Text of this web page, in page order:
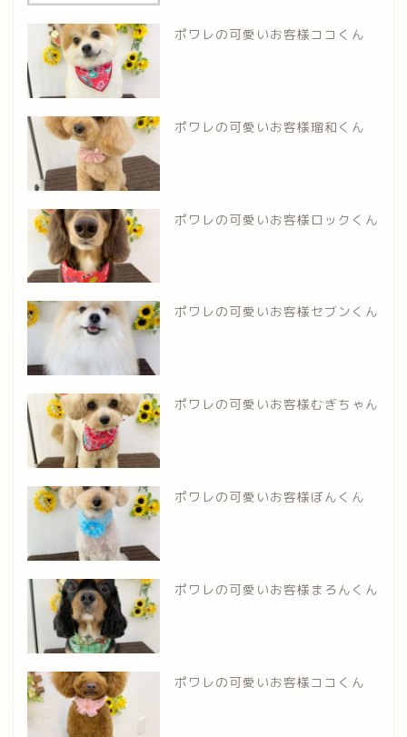
ポワレの可愛いお客様ココくん
ポワレの可愛いお客様瑠和くん
ポワレの可愛いお客様ロックくん
ポワレの可愛いお客様セブンくん
ポワレの可愛いお客様むぎちゃん
ポワレの可愛いお客様ぼんくん
ポワレの可愛いお客様まろんくん
ポワレの可愛いお客様ココくん